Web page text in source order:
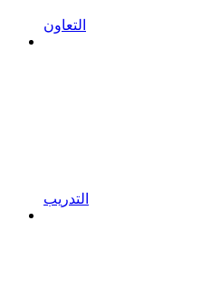
التعاون
التدريب